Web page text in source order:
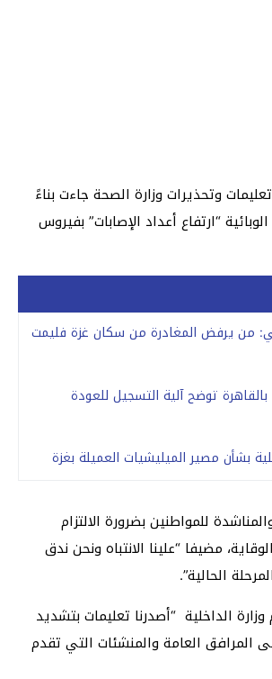
وتحذيرات وزارة الصحة جاءت بناءً
“ارتفاع أعداد الإصابات” بفيروس
من يرفض المغادرة من سكان غزة فليمت
توضح آلية التسجيل للعودة
بشأن مصير الميليشيات العميلة بغزة
للمواطنين بضرورة الالتزام
مضيفا “علينا الانتباه ونحن ندق
الحالية”.
الداخلية “أصدرنا تعليمات بتشديد
المرافق العامة والمنشئات التي تقدم